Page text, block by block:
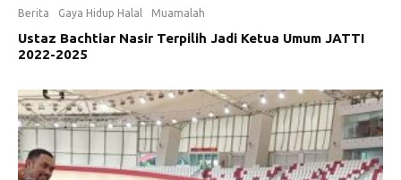
Berita Gaya Hidup Halal Muamalah
Ustaz Bachtiar Nasir Terpilih Jadi Ketua Umum JATTI
2022-2025